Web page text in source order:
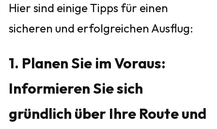
Hier sind einige Tipps für einen
sicheren und erfolgreichen Ausflug:
1. Planen Sie im Voraus:
Informieren Sie sich
gründlich über Ihre Route und